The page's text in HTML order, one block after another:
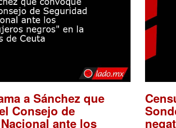
a Sánchez que
Consejo de
ante los